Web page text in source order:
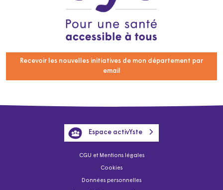
Recevoir les nouvelles initiatives de mon département par
email
CGU et Mentions légales
Cookies
Données personnelles
Espace activYste